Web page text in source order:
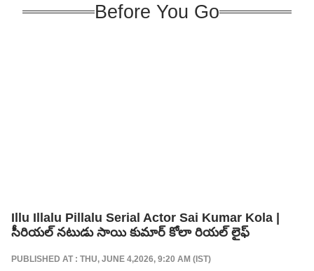
Before You Go
Illu Illalu Pillalu Serial Actor Sai Kumar Kola |
సీరియల్ నటుడు సాయి కుమార్ కోలా రియల్ లైఫ్
PUBLISHED AT : THU, JUNE 4,2026, 9:20 AM (IST)